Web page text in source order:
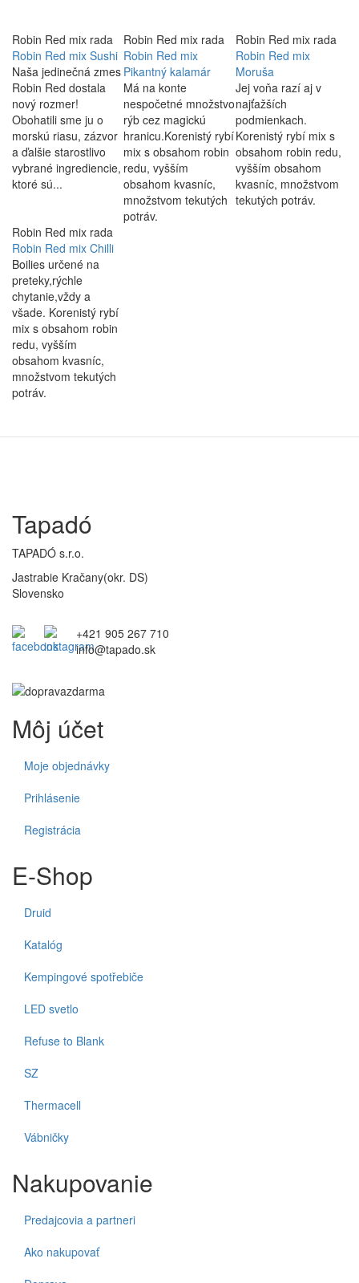
Robin Red mix rada
Robin Red mix Sushi
Naša jedinečná zmes
Robin Red dostala
nový rozmer!
Obohatili sme ju o
morskú riasu, zázvor
a ďalšie starostlivo
vybrané ingrediencie,
ktoré sú...
Robin Red mix rada
Robin Red mix
Pikantný kalamár
Má na konte
nespočetné množstvo
rýb cez magickú
hranicu.Korenistý rybí
mix s obsahom robin
redu, vyšším
obsahom kvasníc,
množstvom tekutých
potráv.
Robin Red mix rada
Robin Red mix
Moruša
Jej voňa razí aj v
najťažších
podmienkach.
Korenistý rybí mix s
obsahom robin redu,
vyšším obsahom
kvasníc, množstvom
tekutých potráv.
Robin Red mix rada
Robin Red mix Chilli
Boilies určené na
preteky,rýchle
chytanie,vždy a
všade. Korenistý rybí
mix s obsahom robin
redu, vyšším
obsahom kvasníc,
množstvom tekutých
potráv.
Tapadó
TAPADÓ s.r.o.
Jastrabie Kračany(okr. DS)
Slovensko
+421 905 267 710
info@tapado.sk
Môj účet
Moje objednávky
Prihlásenie
Registrácia
E-Shop
Druid
Katalóg
Kempingové spotřebiče
LED svetlo
Refuse to Blank
SZ
Thermacell
Vábničky
Nakupovanie
Predajcovia a partneri
Ako nakupovať